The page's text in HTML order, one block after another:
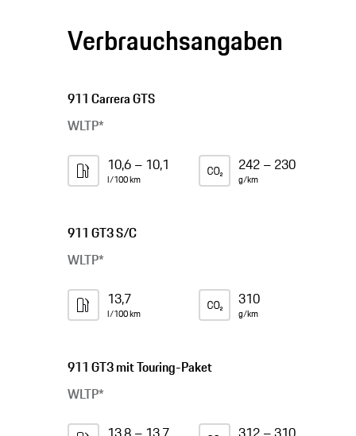
Verbrauchsangaben
911 Carrera GTS
WLTP*
10,6 – 10,1
l/100 km
242 – 230
g/km
911 GT3 S/C
WLTP*
13,7
l/100 km
310
g/km
911 GT3 mit Touring-Paket
WLTP*